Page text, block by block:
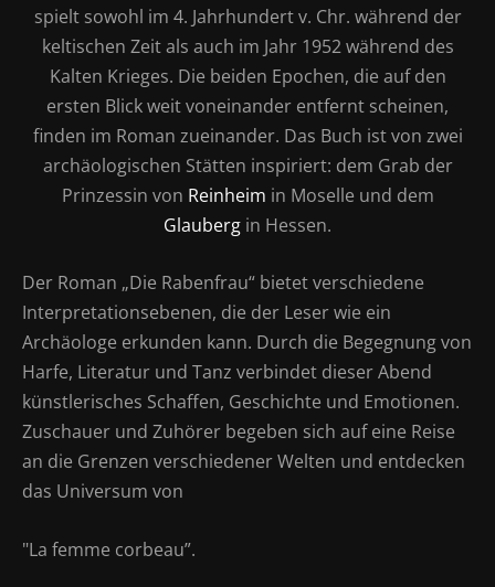
spielt sowohl im 4. Jahrhundert v. Chr. während der
keltischen Zeit als auch im Jahr 1952 während des
Kalten Krieges. Die beiden Epochen, die auf den
ersten Blick weit voneinander entfernt scheinen,
finden im Roman zueinander. Das Buch ist von zwei
archäologischen Stätten inspiriert: dem Grab der
Prinzessin von Reinheim in Moselle und dem
Glauberg in Hessen.
Der Roman „Die Rabenfrau“ bietet verschiedene
Interpretationsebenen, die der Leser wie ein
Archäologe erkunden kann. Durch die Begegnung von
Harfe, Literatur und Tanz verbindet dieser Abend
künstlerisches Schaffen, Geschichte und Emotionen.
Zuschauer und Zuhörer begeben sich auf eine Reise
an die Grenzen verschiedener Welten und entdecken
das Universum von
"La femme corbeau”.